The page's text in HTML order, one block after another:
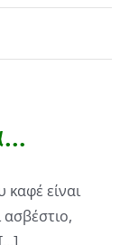
καφέ είναι